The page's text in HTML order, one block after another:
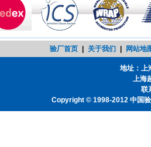
验厂首页 关于我们 网站地
地址：上
上海
联
Copyright © 1998-2012 中国